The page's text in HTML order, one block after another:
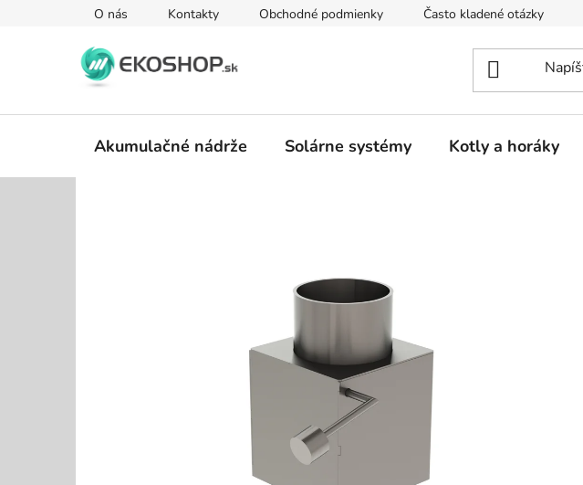
O nás Kontakty Obchodné podmienky Často kladené otázky
Akumulačné nádrže Solárne systémy Kotly a horáky